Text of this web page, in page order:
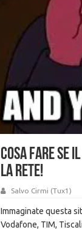
Cosa fare se
la rete!
Salvo Cirmi (Tux1)
Immaginate questa
Vodafone, TIM,